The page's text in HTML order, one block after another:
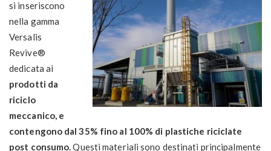
si inseriscono
nella gamma
Versalis
Revive®
dedicata ai
prodotti da
riciclo
meccanico, e
contengono dal 35% fino al 100% di plastiche riciclate
post consumo.Questi materiali sono destinati principalmente